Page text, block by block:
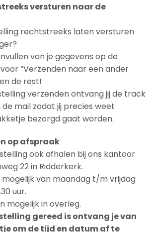
versturen naar de
rechtstreeks laten versturen
van je gegevens op de
“Verzenden naar een ander
de rest!
verzenden ontvang jij de track
mail zodat jij precies weet
bezorgd gaat worden.
op afspraak
ook afhalen bij ons kantoor
22 in Ridderkerk.
mogelijk van maandag t/m vrijdag
uur.
mogelijk in overleg.
gereed is ontvang je van
om de tijd en datum af te